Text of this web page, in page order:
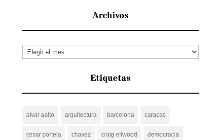
Archivos
Archivos
Etiquetas
alvar aalto arquitectura barcelona caracas
cesar portela chavez craig ellwood democracia